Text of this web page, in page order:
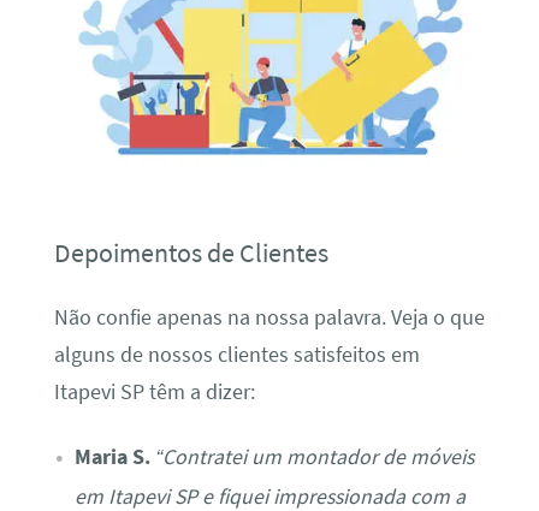
Depoimentos de Clientes
Não confie apenas na nossa palavra. Veja o que
alguns de nossos clientes satisfeitos em
Itapevi SP têm a dizer:
Maria S. “Contratei um montador de móveis
em Itapevi SP e fiquei impressionada com a